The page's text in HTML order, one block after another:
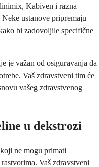
Kabiven i razna
ustanove pripremaju
bi zadovoljile specifične
je važan od osiguravanja da
Vaš zdravstveni tim će
vašeg zdravstvenog
u dekstrozi
ne mogu primati
Vaš zdravstveni